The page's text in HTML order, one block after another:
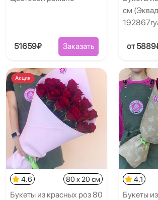
51659₽ Заказать
см
от
Акция
4.6 80 x 20 см
Букеты из красных роз 80
4.1
Букеты